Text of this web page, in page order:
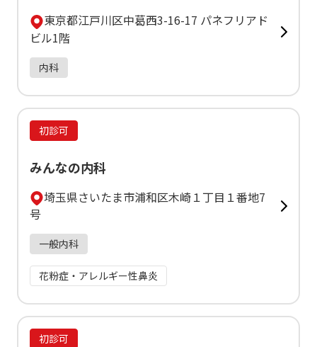
東京都江戸川区中葛西3-16-17 パネフリアド
ビル1階
内科
初診可
みんなの内科
埼玉県さいたま市浦和区木崎１丁目１番地7
号
一般内科
花粉症・アレルギー性鼻炎
初診可